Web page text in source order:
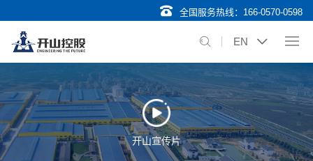
全国服务热线： 166-0570-0598
EN
开山宣传片